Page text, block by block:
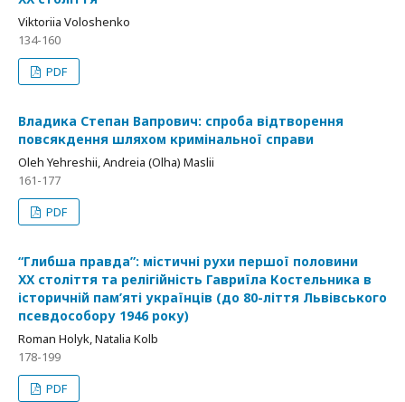
Viktoriia Voloshenko
134-160
PDF
Владика Степан Вапрович: спроба відтворення
повсякдення шляхом кримінальної справи
Oleh Yehreshii, Andreia (Olha) Maslii
161-177
PDF
“Глибша правда”: містичні рухи першої половини
ХХ століття та релігійність Гавриїла Костельника в
історичній пам’яті українців (до 80-ліття Львівського
псевдособору 1946 року)
Roman Holyk, Natalia Kolb
178-199
PDF